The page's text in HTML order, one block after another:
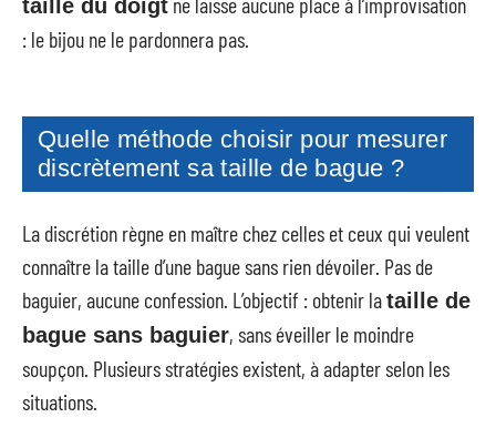
taille du doigt
: le bijou ne le pardonnera pas.
Quelle méthode choisir pour mesurer
discrètement sa taille de bague ?
La discrétion règne en maître chez celles et ceux qui veulent
connaître la taille d’une bague sans rien dévoiler. Pas de
baguier, aucune confession. L’objectif : obtenir lataille de
bague sans baguier, sans éveiller le moindre
soupçon. Plusieurs stratégies existent, à adapter selon les
situations.